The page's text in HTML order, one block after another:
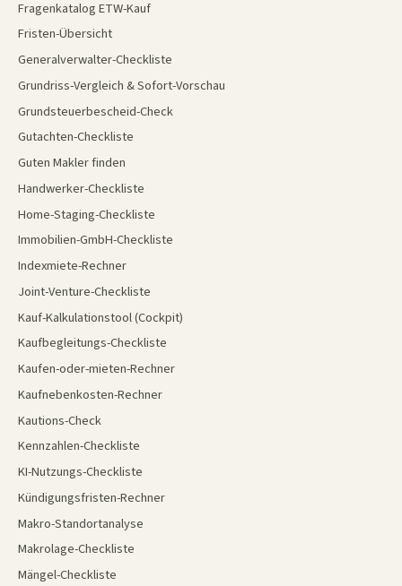
Fragenkatalog ETW-Kauf
Fristen-Übersicht
Generalverwalter-Checkliste
Grundriss-Vergleich & Sofort-Vorschau
Grundsteuerbescheid-Check
Gutachten-Checkliste
Guten Makler finden
Handwerker-Checkliste
Home-Staging-Checkliste
Immobilien-GmbH-Checkliste
Indexmiete-Rechner
Joint-Venture-Checkliste
Kauf-Kalkulationstool (Cockpit)
Kaufbegleitungs-Checkliste
Kaufen-oder-mieten-Rechner
Kaufnebenkosten-Rechner
Kautions-Check
Kennzahlen-Checkliste
KI-Nutzungs-Checkliste
Kündigungsfristen-Rechner
Makro-Standortanalyse
Makrolage-Checkliste
Mängel-Checkliste